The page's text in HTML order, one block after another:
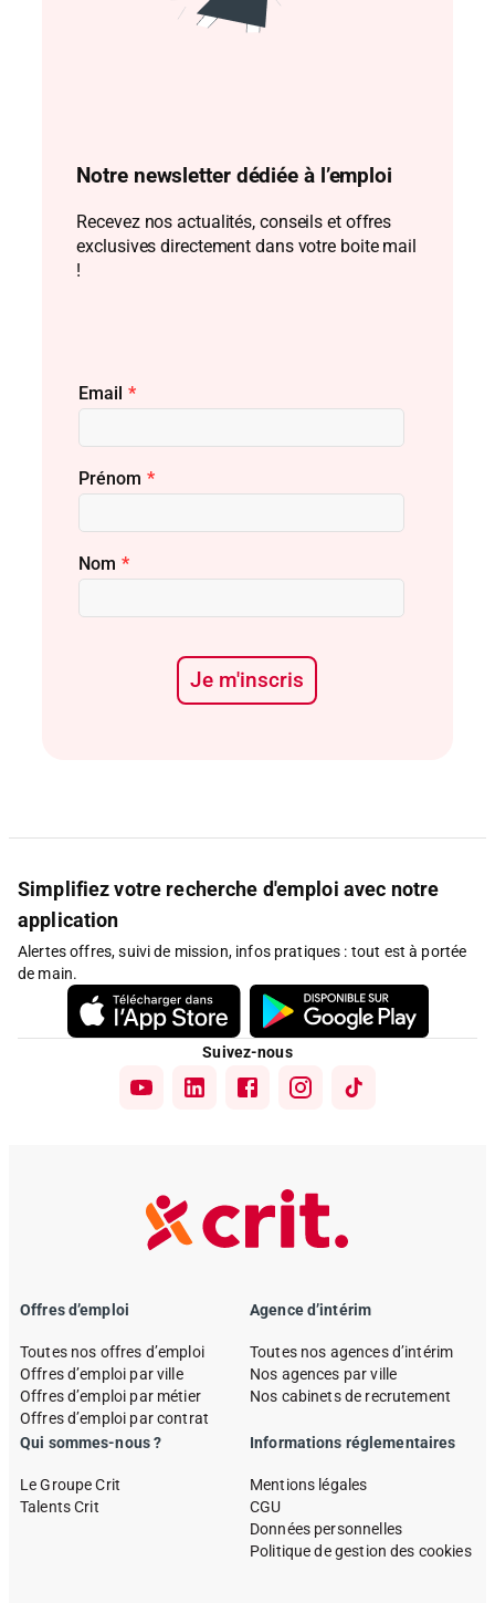
Notre newsletter dédiée à l’emploi
Recevez nos actualités, conseils et offres
exclusives directement dans votre boite mail
!
Email *
Prénom *
Nom *